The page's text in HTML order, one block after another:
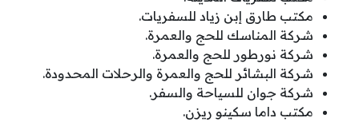
مكتب طارق إبن زياد للسفريات.
شركة المناسك للحج والعمرة.
شركة نورطور للحج والعمرة.
شركة البشائر للحج والعمرة والرحلات المحدودة.
شركة جوان للسياحة والسفر.
مكتب داما سكينو ريزن.